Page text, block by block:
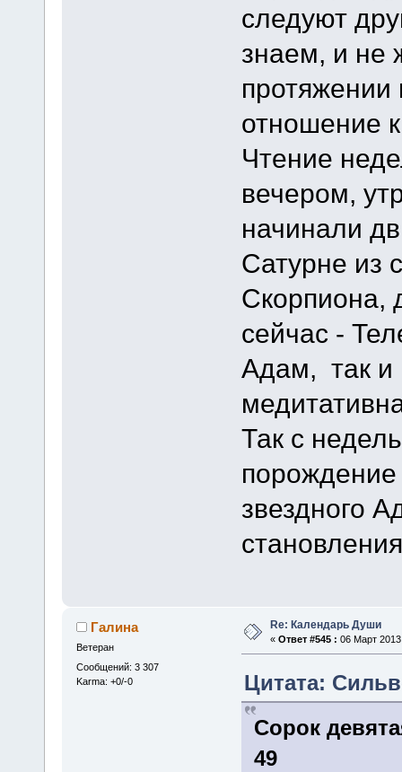
следуют
знаем, и не
протяжении
отношение
Чтение
вечером,
начинали
Сатурне из
Скорпиона,
сейчас -
Адам, так и
Так с
порождение
звездного
Галина
Ветеран
Сообщений: 3 307
Karma: +0/-0
Re: Календарь Души
« Ответ #545 : 06 Март
Цитата:
Сорок
49 (